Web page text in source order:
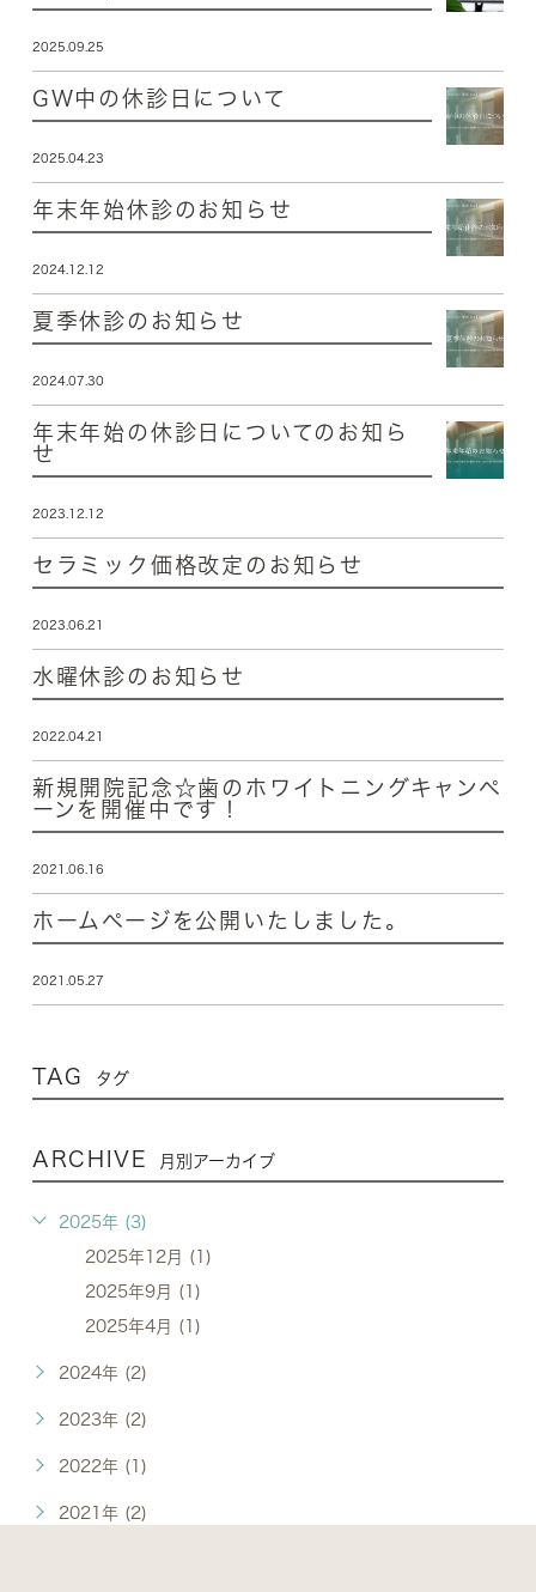
2025.09.25
GW中の休診日について
2025.04.23
年末年始休診のお知らせ
2024.12.12
夏季休診のお知らせ
2024.07.30
年末年始の休診日についてのお知ら
せ
2023.12.12
セラミック価格改定のお知らせ
2023.06.21
水曜休診のお知らせ
2022.04.21
新規開院記念☆歯のホワイトニングキャンペ
ーンを開催中です！
2021.06.16
ホームページを公開いたしました。
2021.05.27
TAG タグ
ARCHIVE 月別アーカイブ
2025年 (3)
2025年12月 (1)
2025年9月 (1)
2025年4月 (1)
2024年 (2)
2023年 (2)
2022年 (1)
2021年 (2)